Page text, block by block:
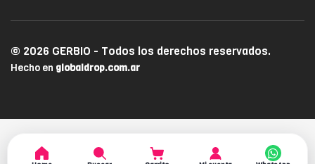
© 2026 GERBIO - Todos los derechos reservados.
Hecho en globaldrop.com.ar